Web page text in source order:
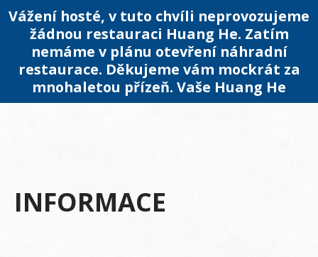
Vážení hosté, v tuto chvíli neprovozujeme
žádnou restauraci Huang He. Zatím
nemáme v plánu otevření náhradní
restaurace. Děkujeme vám mockrát za
mnohaletou přízeň. Vaše Huang He
INFORMACE